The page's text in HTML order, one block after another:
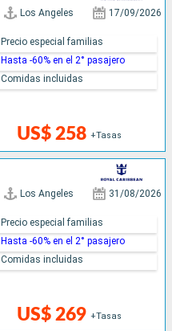
Los Angeles 17/09/2026
US$ 258 +Tasas
Precio especial familias
Hasta -60% en el 2° pasajero
Comidas incluidas
Los Angeles 31/08/2026
US$ 269 +Tasas
Precio especial familias
Hasta -60% en el 2° pasajero
Comidas incluidas